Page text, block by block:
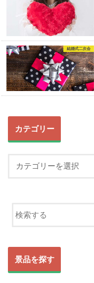
結婚式二次会
カテゴリー
景品を探す